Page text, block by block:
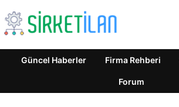
Güncel Haberler Firma Rehberi
Forum